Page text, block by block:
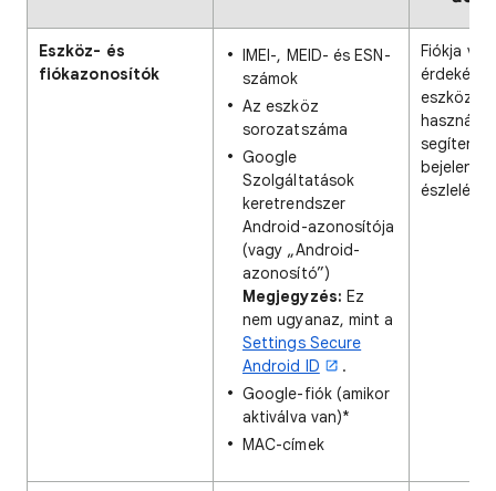
Eszköz- és
fiókazonosítók
IMEI-, MEID- és ESN-
számok
Az eszköz
sorozatszáma
Google
Szolgáltatások
keretrendszer
Android-azonosítója
(vagy „Android-
azonosító”)
Megjegyzés: Ez
nem ugyanaz, mint a
Settings Secure
Android ID
.
Google-fiók (amikor
aktiválva van)*
MAC-címek
Fiókja